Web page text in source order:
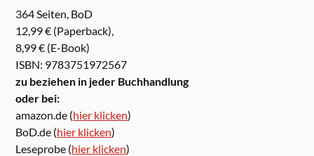
364 Seiten, BoD
12,99 € (Paperback),
8,99 € (E-Book)
ISBN: 9783751972567
zu beziehen in jeder Buchhandlung
oder bei:
amazon.de (hier klicken)
BoD.de (hier klicken)
Leseprobe (hier klicken)